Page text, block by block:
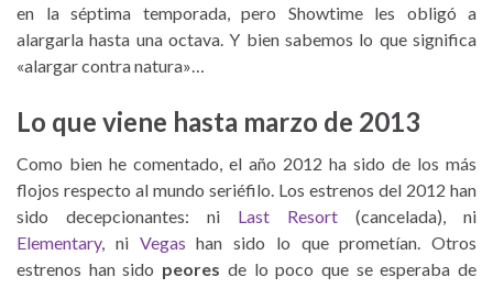
en la séptima temporada, pero Showtime les obligó a
alargarla hasta una octava. Y bien sabemos lo que significa
«alargar contra natura»…
Lo que viene hasta marzo de 2013
Como bien he comentado, el año 2012 ha sido de los más
flojos respecto al mundo seriéfilo. Los estrenos del 2012 han
sido decepcionantes: ni Last Resort (cancelada), ni
Elementary, ni Vegas han sido lo que prometían. Otros
estrenos han sido peores de lo poco que se esperaba de